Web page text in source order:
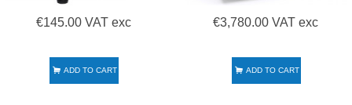
€145.00 VAT exc
ADD TO CART
€3,780.00 VAT exc
ADD TO CART